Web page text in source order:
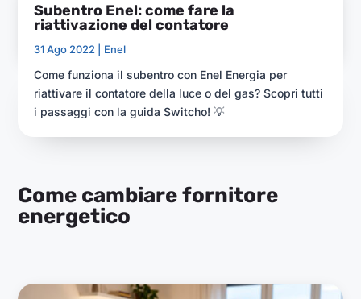
Subentro Enel: come fare la
riattivazione del contatore
31 Ago 2022 | Enel
Come funziona il subentro con Enel Energia per
riattivare il contatore della luce o del gas? Scopri tutti
i passaggi con la guida Switcho! 💡
Come cambiare fornitore
energetico